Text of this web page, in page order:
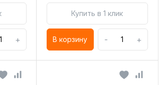
+
Купить в 1 клик
В корзину - +